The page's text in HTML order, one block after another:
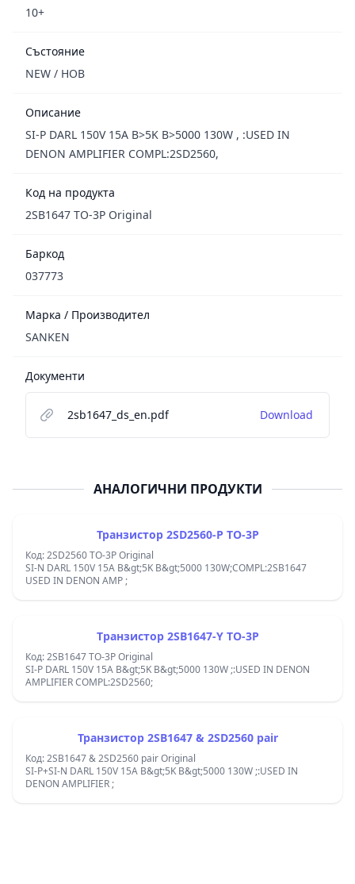
10+
Състояние
NEW / НОВ
Описание
SI-P DARL 150V 15A B>5K B>5000 130W , :USED IN
DENON AMPLIFIER COMPL:2SD2560,
Код на продукта
2SB1647 TO-3P Original
Баркод
037773
Марка / Производител
SANKEN
Документи
2sb1647_ds_en.pdf Download
АНАЛОГИЧНИ ПРОДУКТИ
Транзистор 2SD2560-P TO-3P
Код: 2SD2560 TO-3P Original
SI-N DARL 150V 15A B&gt;5K B&gt;5000 130W;COMPL:2SB1647
USED IN DENON AMP ;
Tранзистор 2SB1647-Y TO-3P
Код: 2SB1647 TO-3P Original
SI-P DARL 150V 15A B&gt;5K B&gt;5000 130W ;:USED IN DENON
AMPLIFIER COMPL:2SD2560;
Транзистор 2SB1647 & 2SD2560 pair
Код: 2SB1647 & 2SD2560 pair Original
SI-P+SI-N DARL 150V 15A B&gt;5K B&gt;5000 130W ;:USED IN
DENON AMPLIFIER ;